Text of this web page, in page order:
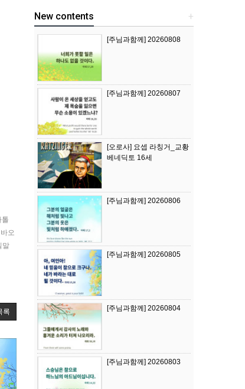
톨
오
말
록
+
New contents
[주님과함께] 20260808
[주님과함께] 20260807
[오로사] 요셉 라칭거_교황
베네딕토 16세
[주님과함께] 20260806
[주님과함께] 20260805
[주님과함께] 20260804
[주님과함께] 20260803